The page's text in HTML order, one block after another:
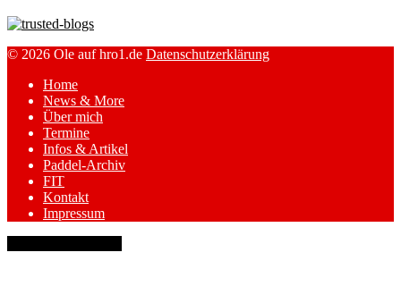
© 2026 Ole auf hro1.de Datenschutzerklärung
Home
News & More
Über mich
Termine
Infos & Artikel
Paddel-Archiv
FIT
Kontakt
Impressum